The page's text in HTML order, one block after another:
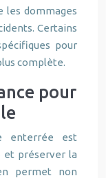
les dommages
Certains
pour
complète.
pour
enterrée est
et préserver la
permet non